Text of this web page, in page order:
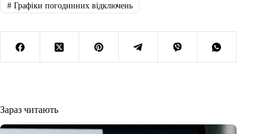
#Графіки погодинних відключень
Зараз читають